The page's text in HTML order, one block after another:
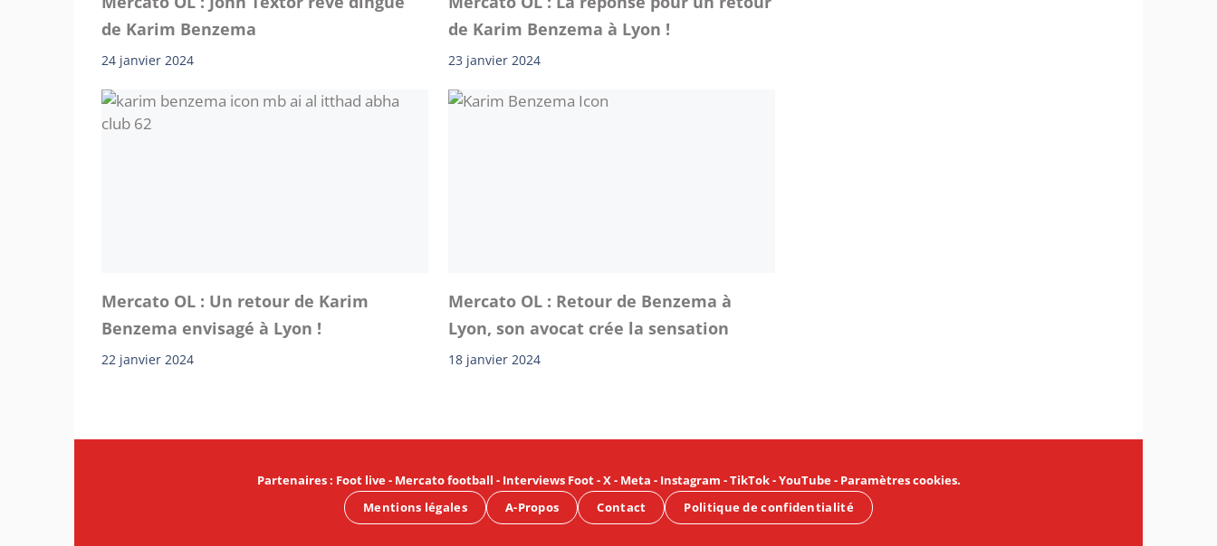
de Karim Benzema
24 janvier 2024
de Karim Benzema à Lyon !
23 janvier 2024
Mercato OL : Un retour de Karim
Benzema envisagé à Lyon !
22 janvier 2024
Mercato OL : Retour de Benzema à
Lyon, son avocat crée la sensation
18 janvier 2024
Partenaires: Foot live- Mercato football - Interviews Foot-X- Meta - Instagram -TikTok-YouTube- Paramètres cookies.
Mentions légales
A-Propos Contact Politique de confidentialité